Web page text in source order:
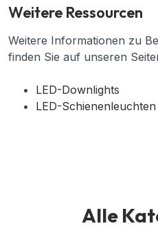
Weitere Ressourcen
Weitere Informationen zu
finden Sie auf unseren
LED-Downlights
LED-Schienenleuchten
Alle